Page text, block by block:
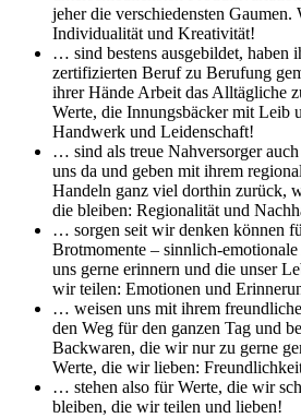
jeher die verschiedensten
Individualität und Kreativität!
… sind bestens ausgebildet, haben
zertifizierten Beruf zu Berufung
ihrer Hände Arbeit das Alltägliche
Werte, die Innungsbäcker mit Leib
Handwerk und Leidenschaft!
… sind als treue Nahversorger
uns da und geben mit ihrem
Handeln ganz viel dorthin zurück,
die bleiben: Regionalität und
… sorgen seit wir denken können
Brotmomente – sinnlich-
uns gerne erinnern und die unser
wir teilen: Emotionen und
… weisen uns mit ihrem
den Weg für den ganzen Tag und
Backwaren, die wir nur zu gerne
Werte, die wir lieben:
… stehen also für Werte, die wir
bleiben, die wir teilen und lieben!